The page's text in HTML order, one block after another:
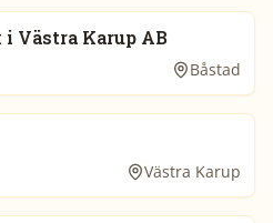
Västra Karup AB
Båstad
Västra Karup